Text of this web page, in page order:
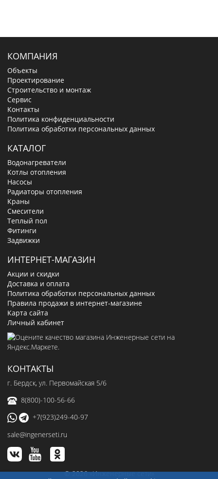
КОМПАНИЯ
Объекты
Проектирование
Строительство и монтаж
Сервис
Контакты
Политика конфиденциальности
Политика обработки персональных данных
КАТАЛОГ
Водонагреватели
Котлы отопления
Насосы
Радиаторы отопления
Краны
Смесители
Теплый пол
Фитинги
Задвижки
ИНТЕРНЕТ-МАГАЗИН
Акции и скидки
Доставка и оплата
Политика обработки персональных данных
Правила продажи в интернет-магазине
Карта сайта
Личный кабинет
КОНТАКТЫ
г. Бердск, ул. Первомайская 5/6
8(800)-100-56-66
+7(923)249-40-97
sale@ingenerseti.ru
© 2026 «Инженерные сети»